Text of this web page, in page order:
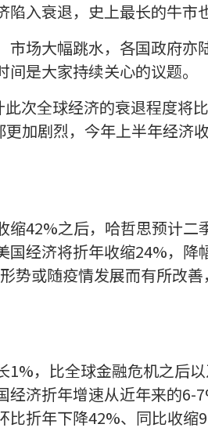
入衰退，史上最长的牛市
场大幅跳水，各国政府亦
是大家持续关心的议题。
次全球经济的衰退程度将
加剧烈，今年上半年经济
缩42%之后，哈哲思预计二
国经济将折年收缩24%，降
势或随疫情发展而有所改
，比全球金融危机之后
济折年增速从近年来的6-
折年下降42%、同比收缩